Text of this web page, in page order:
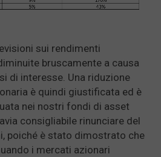
sui rendimenti
bruscamente a causa
di interesse. Una riduzione
è quindi giustificata ed è
nei nostri fondi di asset
consigliabile rinunciare del
poiché è stato dimostrato che
i mercati azionari